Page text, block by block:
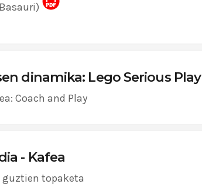
dinamika: Lego Serious Play
Coach and Play
- Kafea
topaketa